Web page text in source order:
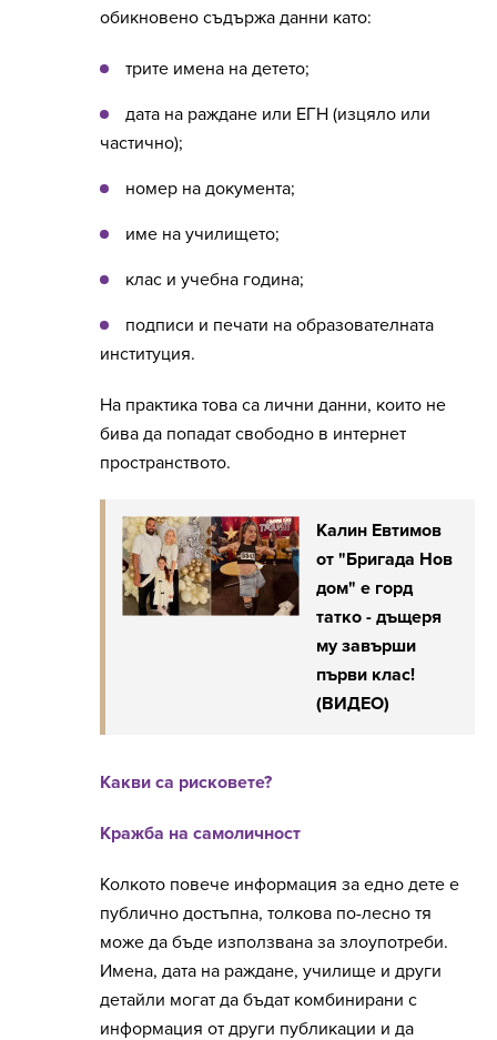
обикновено съдържа данни като:
трите имена на детето;
дата на раждане или ЕГН (изцяло или
частично);
номер на документа;
име на училището;
клас и учебна година;
подписи и печати на образователната
институция.
На практика това са лични данни, които не
бива да попадат свободно в интернет
пространството.
Калин Евтимов
от "Бригада Нов
дом" е горд
татко - дъщеря
му завърши
първи клас!
(ВИДЕО)
Какви са рисковете?
Кражба на самоличност
Колкото повече информация за едно дете е
публично достъпна, толкова по-лесно тя
може да бъде използвана за злоупотреби.
Имена, дата на раждане, училище и други
детайли могат да бъдат комбинирани с
информация от други публикации и да